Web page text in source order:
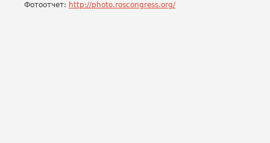
Фотоотчет: http://photo.roscongress.org/